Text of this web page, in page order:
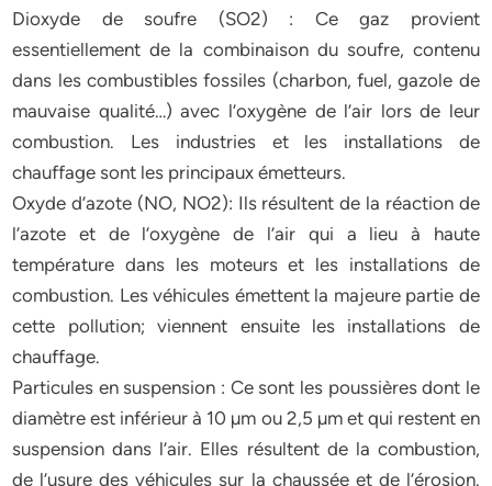
Dioxyde de soufre (SO2) : Ce gaz provient
essentiellement de la combinaison du soufre, contenu
dans les combustibles fossiles (charbon, fuel, gazole de
mauvaise qualité…) avec l’oxygène de l’air lors de leur
combustion. Les industries et les installations de
chauffage sont les principaux émetteurs.
Oxyde d’azote (NO, NO2): Ils résultent de la réaction de
l’azote et de l’oxygène de l’air qui a lieu à haute
température dans les moteurs et les installations de
combustion. Les véhicules émettent la majeure partie de
cette pollution; viennent ensuite les installations de
chauffage.
Particules en suspension : Ce sont les poussières dont le
diamètre est inférieur à 10 µm ou 2,5 µm et qui restent en
suspension dans l’air. Elles résultent de la combustion,
de l’usure des véhicules sur la chaussée et de l’érosion.